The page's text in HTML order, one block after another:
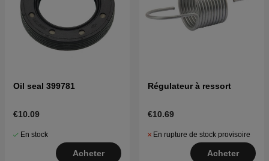
Oil seal 399781
€10.09
En stock
Acheter
Régulateur à ressort
€10.69
En rupture de stock provisoire
Acheter